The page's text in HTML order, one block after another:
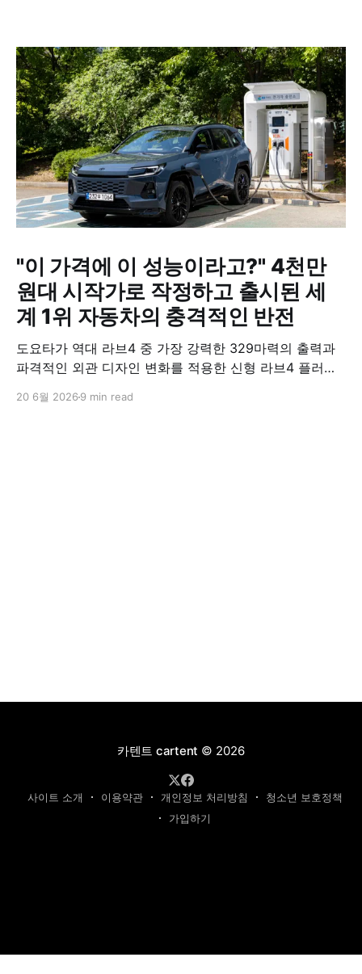
"이 가격에 이 성능이라고?" 4천만
원대 시작가로 작정하고 출시된 세
계 1위 자동차의 충격적인 반전
도요타가 역대 라브4 중 가장 강력한 329마력의 출력과
파격적인 외관 디자인 변화를 적용한 신형 라브4 플러그
충전이 가능하고 전기 모드로만 70km 이상 주행할 수 있
20 6월 2026 9 min read
카텐트 cartent © 2026
사이트 소개 이용약관 개인정보 처리방침
청소년 보호정책
가입하기